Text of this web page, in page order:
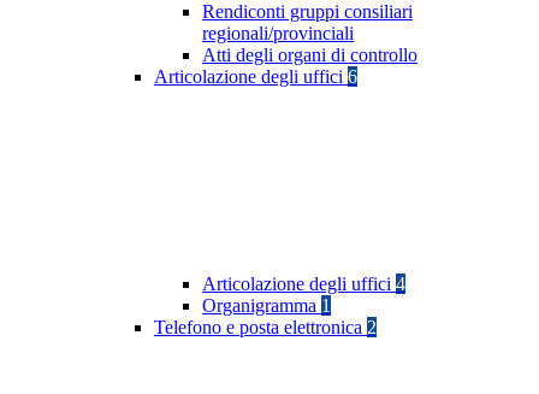
Rendiconti gruppi consiliari
regionali/provinciali
Atti degli organi di controllo
Articolazione degli uffici 6
Articolazione degli uffici 4
Organigramma 1
Telefono e posta elettronica 2